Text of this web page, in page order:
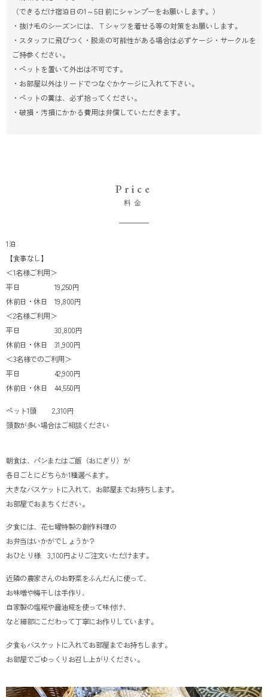
（できるだけ宿泊日の1～5日前にシャンプーをお願いします。）
・抜け毛のシーズンには、Ｔシャツを着せる等の対策をお願いします。
・スタッフに飛びつく・脱走の可能性がある場合は必ずケージ・サークルを
ご持参ください。
・ペットを置いて外出は不可です。
・お部屋以外はリードでつなぐかケージに入れて下さい。
・ペットの糞は、必ず拾ってください。
・破損・汚損にかかる費用は弁償していただきます。
Price
料金
1泊
【食事なし】
＜1名様ご利用＞
平日 19,250円
休前日・休日 19,800円
＜2名様ご利用＞
平日 30,800円
休前日・休日 31,900円
＜3名様でのご利用＞
平日 42,900円
休前日・休日 44,550円
ペット1頭 2,310円
頭数が多い場合はご相談ください
朝食は、パンまたはご飯（おにぎり）が
各日ごとにどちらか1種選べます。
大きなバスケットに入れて、お部屋までお持ちします。
お部屋でおまちください。
夕食には、花七曜特製の創作料理の
お弁当はいかがでしょうか？
おひとり様 3,100円よりご注文いただけます。
近隣の農家さんのお野菜をふんだんに使って、
お味噌や梅干しは手作り、
自家製の塩糀や醤油糀を使って味付け、
など細部にこだわって丁寧にお作りしています。
夕食もバスケットに入れてお部屋までお持ちします。
お部屋でごゆっくりお召し上がりください。